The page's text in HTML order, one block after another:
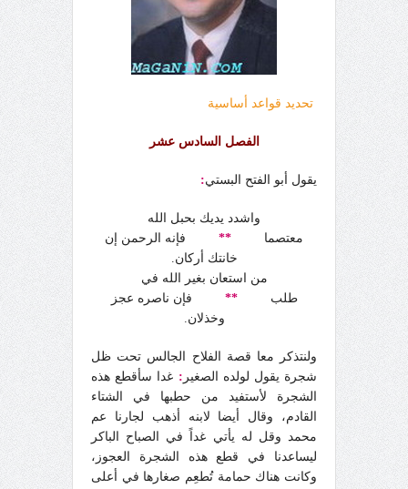
تحديد قواعد أساسية
الفصل السادس عشر
يقول أبو الفتح البستي:
واشدد يديك بحبل الله
معتصما
**
فإنه الرحمن إن
خانتك أركان.
من استعان بغير الله في
طلب
**
فإن ناصره عجز
وخذلان.
ولنتذكر معا قصة الفلاح الجالس تحت ظل
شجرة يقول لولده الصغير : غدا سأقطع هذه
الشجرة لأستفيد من حطبها في الشتاء
القادم، وقال أيضا لابنه أذهب لجارنا عم
محمد وقل له يأتي غداً في الصباح الباكر
ليساعدنا في قطع هذه الشجرة العجوز،
وكانت هناك حمامة تُطعِم صغارها في أعلى